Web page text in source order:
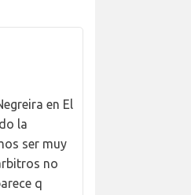
en El
la
ser muy
no
q